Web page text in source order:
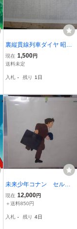
裏縦貫線列車ダイヤ 昭和
36年10月1日改正 1961年
国鉄運転局列車課 事務所
現在 1,500円
送料未定
入札 - 残り 1日
未来少年コナン セル画1
枚
現在 12,000円
＋送料850円
入札 - 残り 4日